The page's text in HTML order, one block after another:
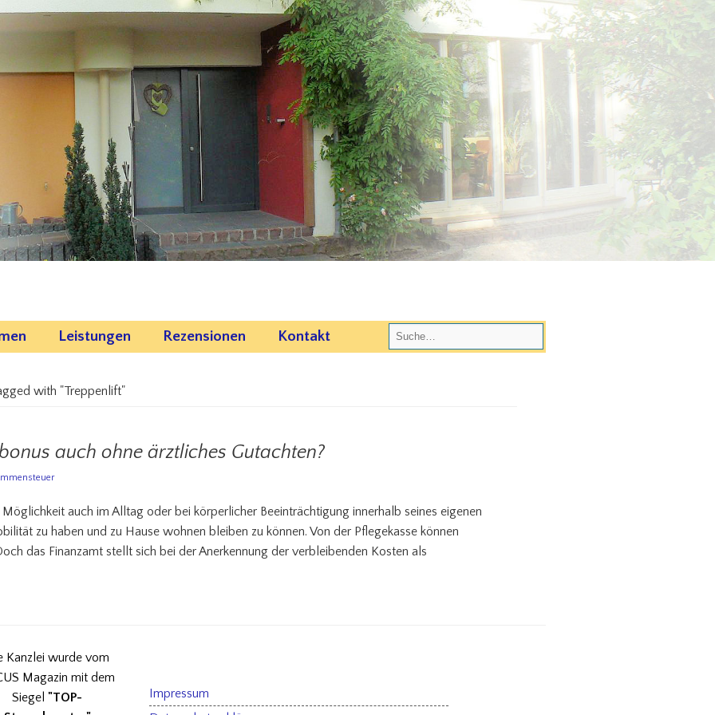
Leistungen Rezensionen Kontakt
with "Treppenlift"
auch ohne ärztliches Gutachten?
auch im Alltag oder bei körperlicher Beeinträchtigung innerhalb seines eigenen
zu haben und zu Hause wohnen bleiben zu können. Von der Pflegekasse können
das Finanzamt stellt sich bei der Anerkennung der verbleibenden Kosten als
Kanzlei wurde vom
Magazin mit dem
Siegel"TOP-
Impressum